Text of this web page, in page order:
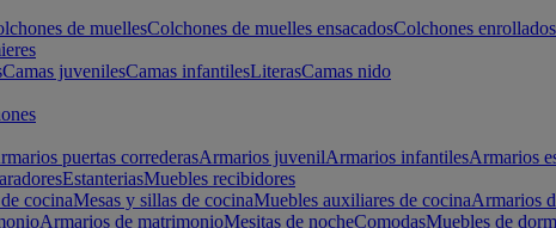
de muellesColchones de muelles ensacadosColchones enrollados
Camas juvenilesCamas infantilesLiterasCamas nido
puertas correderasArmarios juvenilArmarios infantilesArmarios
EstanteriasMuebles recibidores
cocinaMesas y sillas de cocinaMuebles auxiliares de cocinaArmarios
Armarios de matrimonioMesitas de nocheComodasMuebles de